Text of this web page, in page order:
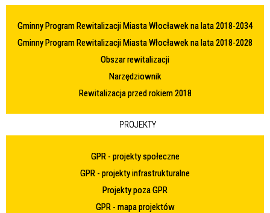
Gminny Program Rewitalizacji Miasta Włocławek na lata 2018-2034
Gminny Program Rewitalizacji Miasta Włocławek na lata 2018-2028
Obszar rewitalizacji
Narzędziownik
Rewitalizacja przed rokiem 2018
PROJEKTY
GPR - projekty społeczne
GPR - projekty infrastrukturalne
Projekty poza GPR
GPR - mapa projektów